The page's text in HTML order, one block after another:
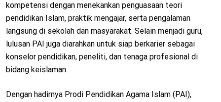
kompetensi dengan menekankan penguasaan teori
pendidikan Islam, praktik mengajar, serta pengalaman
langsung di sekolah dan masyarakat. Selain menjadi guru,
lulusan PAI juga diarahkan untuk siap berkarier sebagai
konselor pendidikan, peneliti, dan tenaga profesional di
bidang keislaman.
Dengan hadirnya Prodi Pendidikan Agama Islam (PAI),